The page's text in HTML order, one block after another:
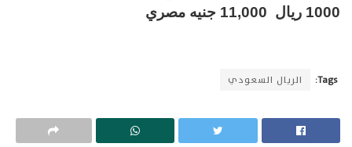
1000 ريال 11,000 جنيه مصري
Tags: الريال السعودي